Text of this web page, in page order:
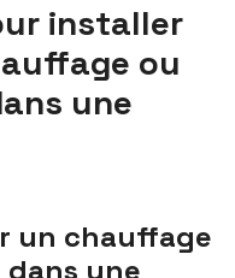
installer
ou
une
un chauffage